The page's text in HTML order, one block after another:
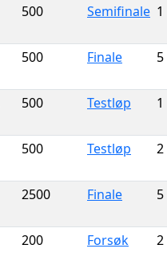
500 Semifinale 1
500 Finale 5
500 Testløp 1
500 Testløp 2
2500 Finale 5
200 Forsøk 2